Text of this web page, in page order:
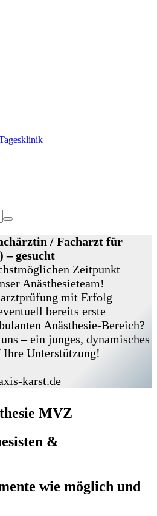
/ Facharzt für
– gesucht
Zeitpunkt
Anästhesieteam!
mit Erfolg
bereits erste
Anästhesie-Bereich?
– ein junges, dynamisches
Unterstützung!
karst.de
MVZ
&
wie möglich und